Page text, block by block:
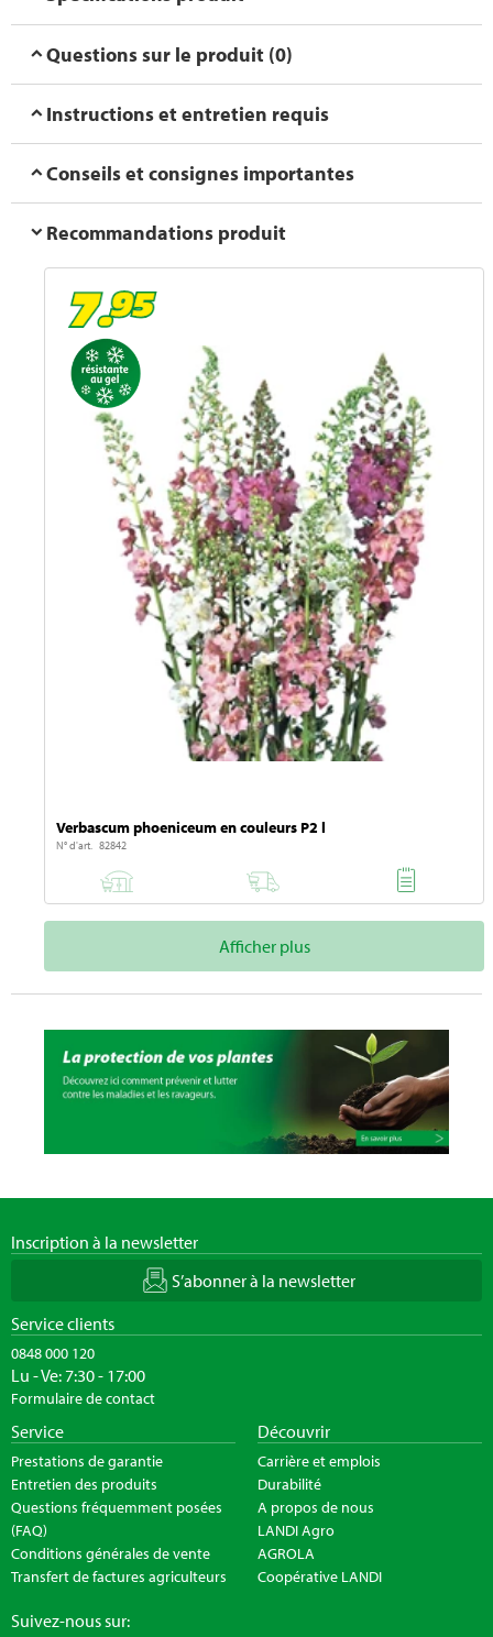
Questions sur le produit (0)
Instructions et entretien requis
Conseils et consignes importantes
Recommandations produit
Verbascum phoeniceum en couleurs P2 l
N° d'art. 82842
Afficher plus
Inscription à la newsletter
S’abonner à la newsletter
Service clients
0848 000 120
Lu - Ve: 7:30 - 17:00
Formulaire de contact
Service
Prestations de garantie
Entretien des produits
Questions fréquemment posées
(FAQ)
Conditions générales de vente
Transfert de factures agriculteurs
Découvrir
Carrière et emplois
Durabilité
A propos de nous
LANDI Agro
AGROLA
Coopérative LANDI
Suivez-nous sur: